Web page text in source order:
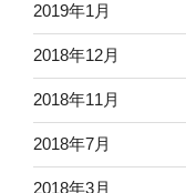
2019年1月
2018年12月
2018年11月
2018年7月
2018年3月